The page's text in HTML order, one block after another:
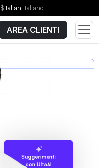
$Italian Italiano
AREA CLIENTI
Suggerimenti
con UltaAI